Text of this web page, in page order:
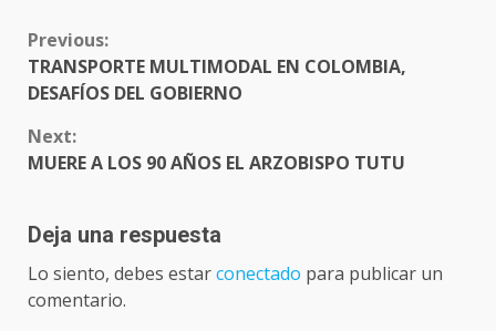
CONTINUE
READING
Previous:
TRANSPORTE MULTIMODAL EN COLOMBIA,
DESAFÍOS DEL GOBIERNO
Next:
MUERE A LOS 90 AÑOS EL ARZOBISPO TUTU
Deja una respuesta
Lo siento, debes estarconectado para publicar un
comentario.